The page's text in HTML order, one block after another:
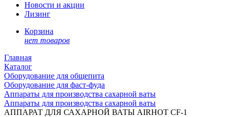
Новости и акции
Лизинг
Корзина
нет товаров
Главная
Каталог
Оборудование для общепита
Оборудование для фаст-фуда
Аппараты для производства сахарной ваты
Аппараты для производства сахарной ваты
АППАРАТ ДЛЯ САХАРНОЙ ВАТЫ AIRHOT CF-1